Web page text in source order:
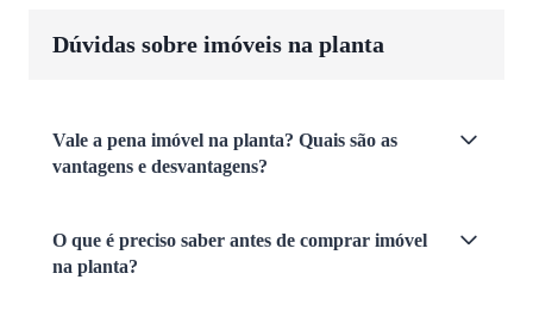
Dúvidas sobre imóveis na planta
Vale a pena imóvel na planta? Quais são as
vantagens e desvantagens?
O que é preciso saber antes de comprar imóvel
na planta?